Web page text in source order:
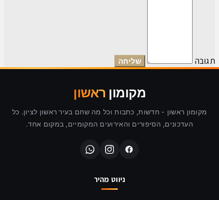
תגובה
מקומון ראשון
מקומון ראשון - חדשות, כתבות וכל מה שחם בעיר ראשון לציון. כל
העדכונים, הסיפורים והאירועים המקומיים, במקום אחד.
ניווט מהיר